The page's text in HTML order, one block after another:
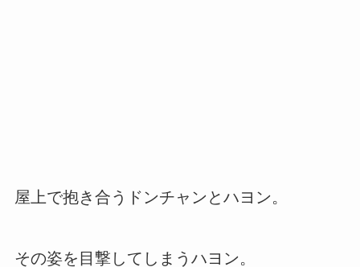
屋上で抱き合うドンチャンとハヨン。
その姿を目撃してしまうハヨン。